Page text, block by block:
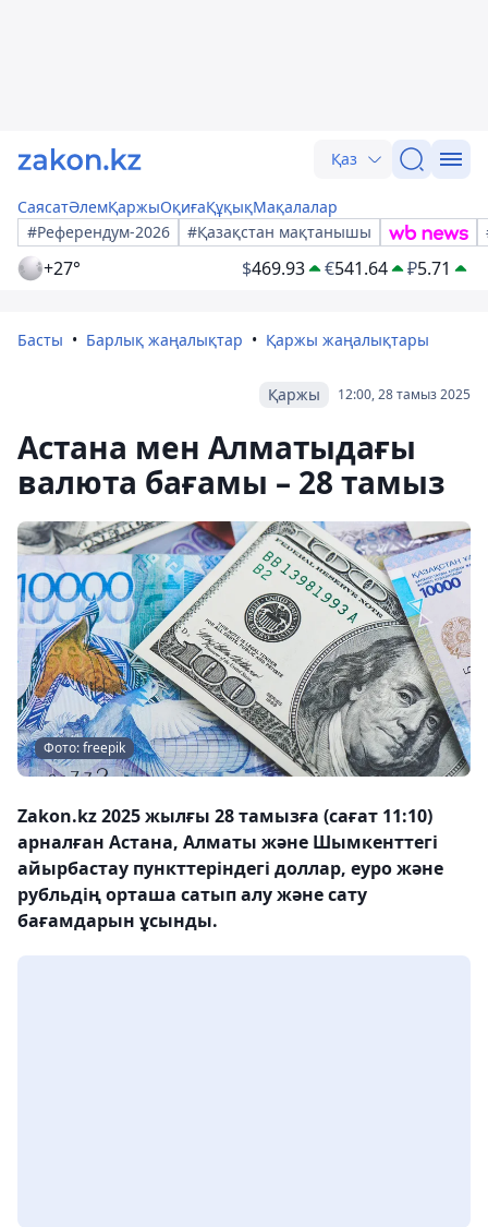
Қаз
СаясатӘлемҚаржыОқиғаҚұқықМақалалар
#Референдум-2026
#Қазақстан мақтанышы
+27° $469.93 €541.64 ₽5.71
Басты Барлық жаңалықтар Қаржы жаңалықтары
12:00, 28 тамыз 2025
Қаржы
Астана мен Алматыдағы
валюта бағамы – 28 тамыз
Фото: freepik
Zakon.kz 2025 жылғы 28 тамызға (сағат 11:10)
арналған Астана, Алматы және Шымкенттегі
айырбастау пункттеріндегі доллар, еуро және
рубльдің орташа сатып алу және сату
бағамдарын ұсынды.